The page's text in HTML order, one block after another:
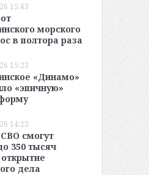
15:43
морского
в полтора раза
15:23
«Динамо»
«эпичную»
14:23
смогут
350 тысяч
дела